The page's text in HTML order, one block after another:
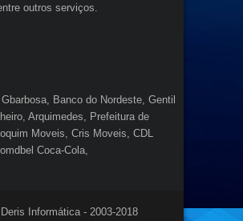
outros serviços.
Banco do Nordeste, Gentil
Arquimedes, Prefeitura de
Moveis, Cris Moveis, CDL
Coca-Cola,
Informática - 2003-2018